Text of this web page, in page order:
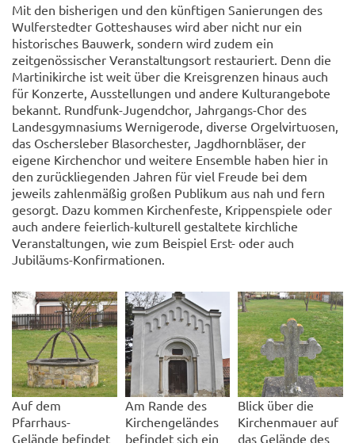
Mit den bisherigen und den künftigen Sanierungen des
Wulferstedter Gotteshauses wird aber nicht nur ein
historisches Bauwerk, sondern wird zudem ein
zeitgenössischer Veranstaltungsort restauriert. Denn die
Martinikirche ist weit über die Kreisgrenzen hinaus auch
für Konzerte, Ausstellungen und andere Kulturangebote
bekannt. Rundfunk-Jugendchor, Jahrgangs-Chor des
Landesgymnasiums Wernigerode, diverse Orgelvirtuosen,
das Oschersleber Blasorchester, Jagdhornbläser, der
eigene Kirchenchor und weitere Ensemble haben hier in
den zurückliegenden Jahren für viel Freude bei dem
jeweils zahlenmäßig großen Publikum aus nah und fern
gesorgt. Dazu kommen Kirchenfeste, Krippenspiele oder
auch andere feierlich-kulturell gestaltete kirchliche
Veranstaltungen, wie zum Beispiel Erst- oder auch
Jubiläums-Konfirmationen.
Auf dem
Pfarrhaus-
Gelände befindet
Am Rande des
Kirchengeländes
befindet sich ein
Blick über die
Kirchenmauer auf
das Gelände des